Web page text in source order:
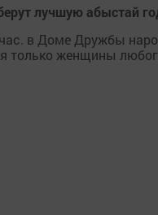
лучшую абыстай
в Доме Дружбы
только женщины